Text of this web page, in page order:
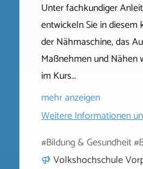
Unter fachkundiger
entwickeln Sie in
der Nähmaschine, das
Maßnehmen und Nähen
im Kurs…
mehr anzeigen
Weitere Informationen
#Bildung & Gesundheit
Volkshochschule